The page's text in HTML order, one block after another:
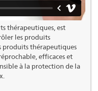
thérapeutiques, est
les produits
produits thérapeutiques
efficaces et
à la protection de la